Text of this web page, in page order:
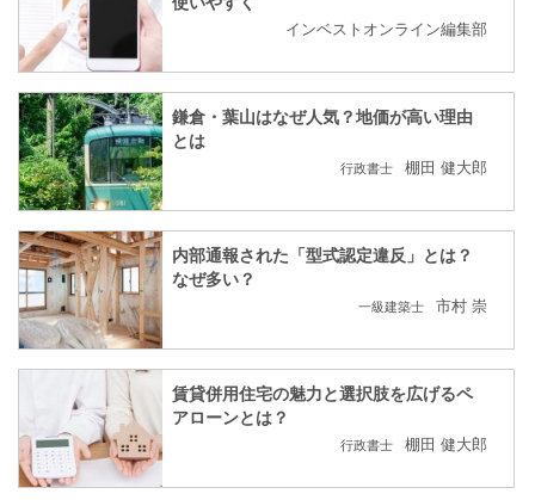
インベストオンライン編集部
鎌倉・葉山はなぜ人気？地価が高い理由
とは
行政書士 棚田 健大郎
内部通報された「型式認定違反」とは？
なぜ多い？
一級建築士 市村 崇
賃貸併用住宅の魅力と選択肢を広げるペ
アローンとは？
行政書士 棚田 健大郎